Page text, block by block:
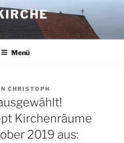
Menü
CHRISTOPH
Kirchenräume
2019 aus: